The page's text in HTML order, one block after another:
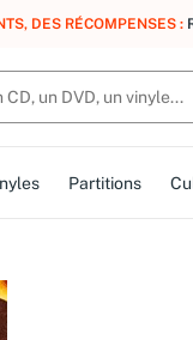
DES RÉCOMPENSES :
Partitions